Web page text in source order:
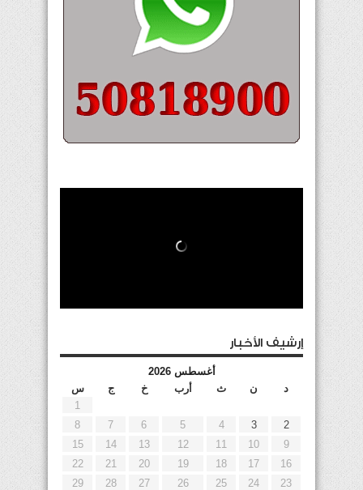
إرشيف الأخبار
أغسطس 2026
د
ن ث أرب خ ج
س
1
2
3
4
5
6
7
8
9
10
11
12
13
14
15
16
17
18
19
20
21
22
23
24
25
26
27
28
29